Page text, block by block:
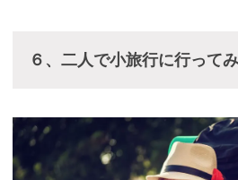
６、二人で小旅行に行って